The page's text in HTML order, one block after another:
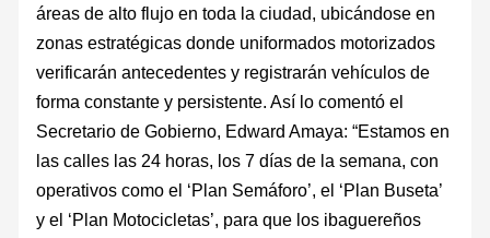
áreas de alto flujo en toda la ciudad, ubicándose en
zonas estratégicas donde uniformados motorizados
verificarán antecedentes y registrarán vehículos de
forma constante y persistente. Así lo comentó el
Secretario de Gobierno, Edward Amaya: “Estamos en
las calles las 24 horas, los 7 días de la semana, con
operativos como el ‘Plan Semáforo’, el ‘Plan Buseta’
y el ‘Plan Motocicletas’, para que los ibaguereños